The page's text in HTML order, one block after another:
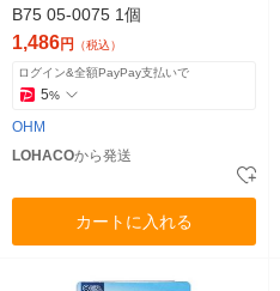
B75 05-0075 1個
1,486円 （税込）
ログイン&全額PayPay支払いで
5%
OHM
LOHACOから発送
カートに入れる